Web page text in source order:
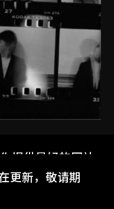
提供最好的网站
更新，敬请期